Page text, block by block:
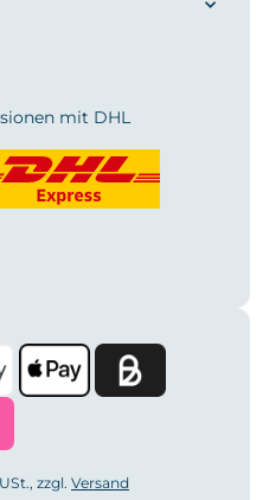
mit DHL
zzgl. Versand